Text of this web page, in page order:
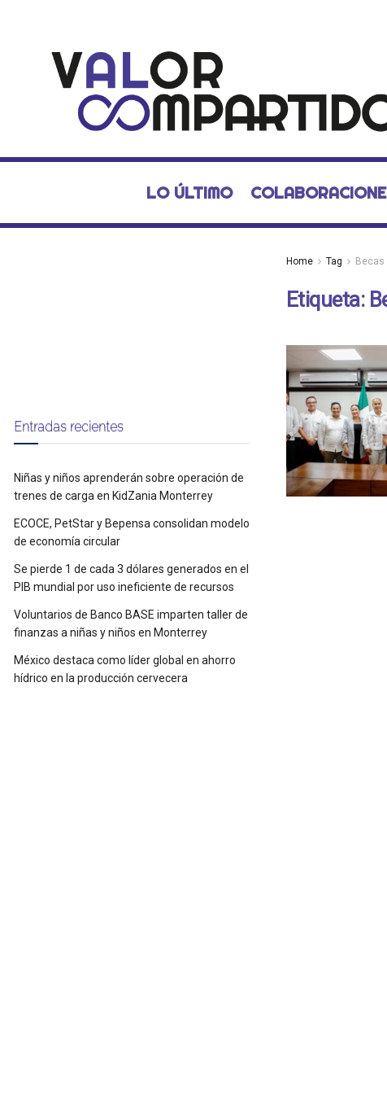
LO ÚLTIMO
Home Tag
Etiqueta:
Entradas recientes
Niñas y niños aprenderán sobre operación de
trenes de carga en KidZania Monterrey
ECOCE, PetStar y Bepensa consolidan modelo
de economía circular
Se pierde 1 de cada 3 dólares generados en el
PIB mundial por uso ineficiente de recursos
Voluntarios de Banco BASE imparten taller de
finanzas a niñas y niños en Monterrey
México destaca como líder global en ahorro
hídrico en la producción cervecera